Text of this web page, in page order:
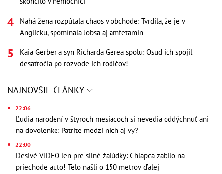
Nahá žena rozpútala chaos v obchode: Tvrdila, že je v
Anglicku, spomínala Jobsa aj amfetamín
Kaia Gerber a syn Richarda Gerea spolu: Osud ich spojil
desaťročia po rozvode ich rodičov!
NAJNOVŠIE ČLÁNKY
22:06
Ľudia narodení v štyroch mesiacoch si nevedia oddýchnuť ani
na dovolenke: Patríte medzi nich aj vy?
22:00
Desivé VIDEO len pre silné žalúdky: Chlapca zabilo na
priechode auto! Telo našli o 150 metrov ďalej